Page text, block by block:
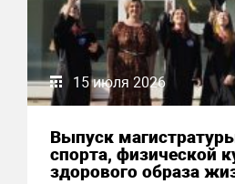
15 июля 2026
Выпуск
спорта, физической
здорового образа